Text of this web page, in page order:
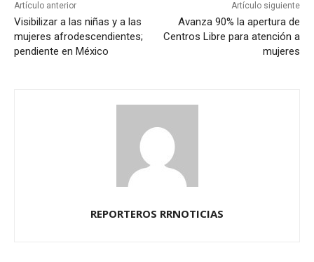
Artículo anterior
Visibilizar a las niñas y a las
mujeres afrodescendientes;
pendiente en México
Artículo siguiente
Avanza 90% la apertura de
Centros Libre para atención a
mujeres
REPORTEROS RRNOTICIAS